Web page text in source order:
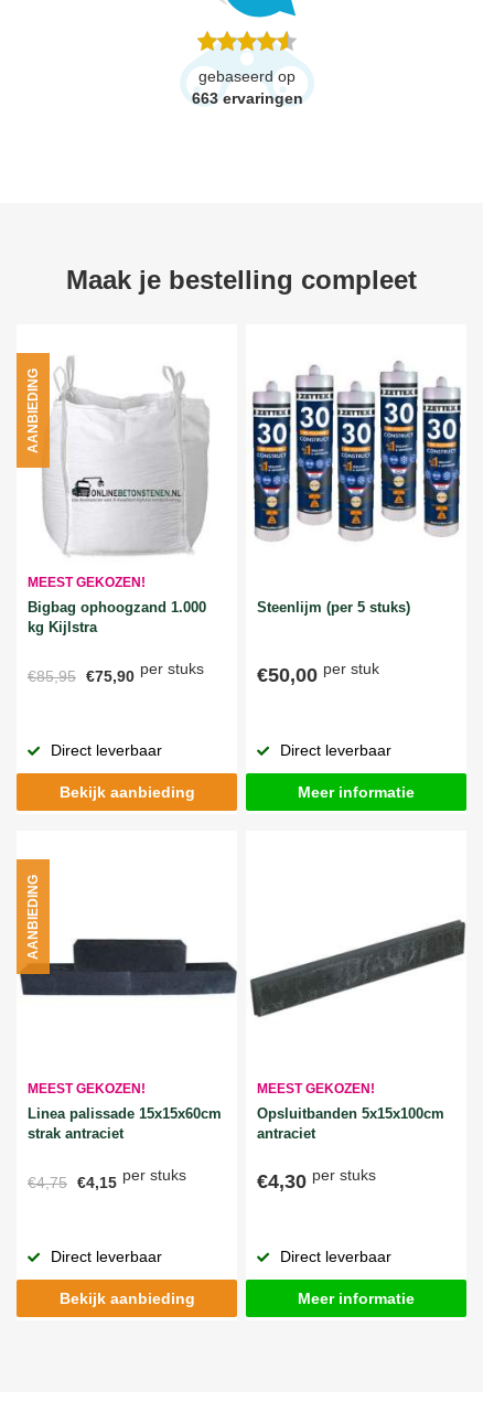
gebaseerd op
663 ervaringen
Maak je bestelling compleet
MEEST GEKOZEN!
Bigbag ophoogzand 1.000
kg Kijlstra
€85,95 €75,90 per stuks
AANBIEDING
Direct leverbaar
Bekijk aanbieding
Steenlijm (per 5 stuks)
€50,00 per stuk
Direct leverbaar
Meer informatie
MEEST GEKOZEN!
Linea palissade 15x15x60cm
strak antraciet
€4,75 €4,15 per stuks
AANBIEDING
Direct leverbaar
Bekijk aanbieding
MEEST GEKOZEN!
Opsluitbanden 5x15x100cm
antraciet
€4,30 per stuks
Direct leverbaar
Meer informatie